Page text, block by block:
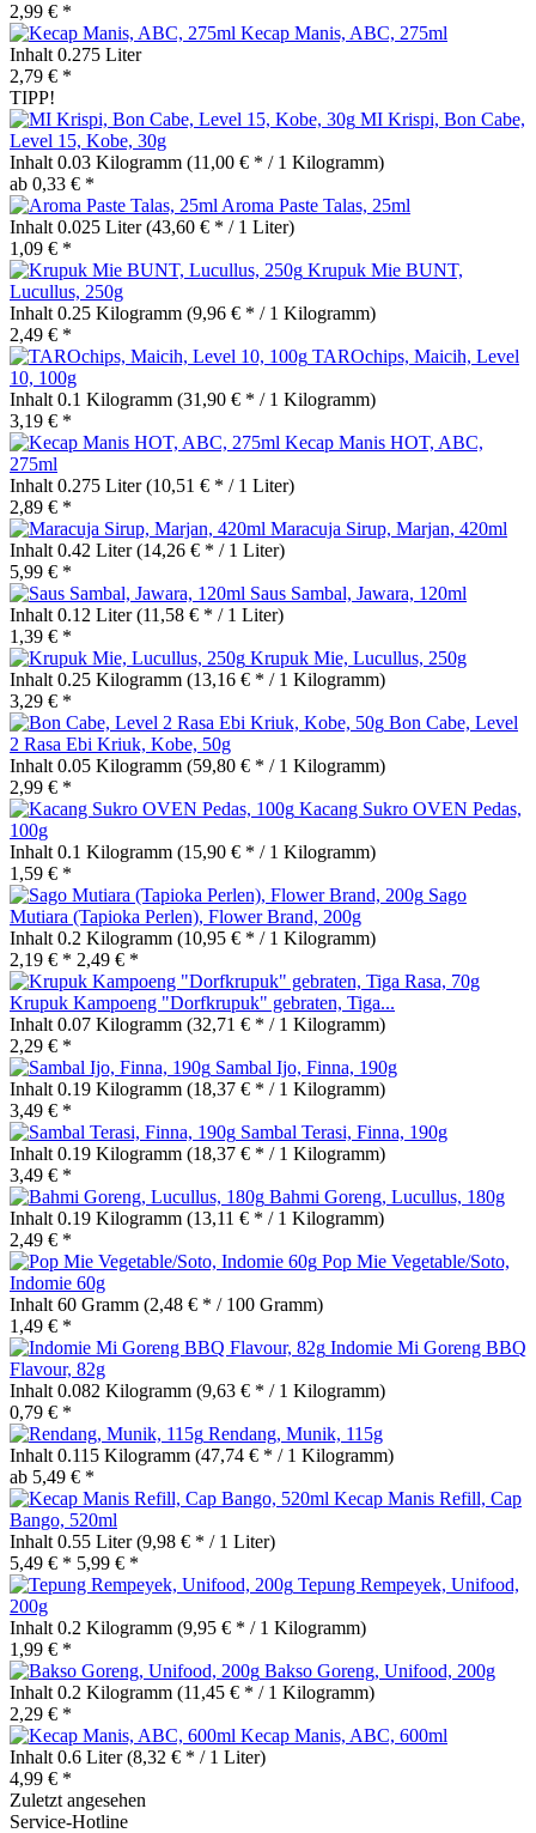
2,99 € *
Kecap Manis, ABC, 275ml
Inhalt 0.275 Liter
2,79 € *
TIPP!
MI Krispi, Bon Cabe,
Level 15, Kobe, 30g
Inhalt 0.03 Kilogramm (11,00 € * / 1 Kilogramm)
ab 0,33 € *
Aroma Paste Talas, 25ml
Inhalt 0.025 Liter(43,60 € * / 1 Liter)
1,09 € *
Krupuk Mie BUNT,
Lucullus, 250g
Inhalt 0.25 Kilogramm (9,96 € * / 1 Kilogramm)
2,49 € *
TAROchips, Maicih, Level
10, 100g
Inhalt 0.1 Kilogramm (31,90 € * / 1 Kilogramm)
3,19 € *
Kecap Manis HOT, ABC,
275ml
Inhalt 0.275 Liter(10,51 € * / 1 Liter)
2,89 € *
Maracuja Sirup, Marjan, 420ml
Inhalt 0.42 Liter(14,26 € * / 1 Liter)
5,99 € *
Saus Sambal, Jawara, 120ml
Inhalt 0.12 Liter(11,58 € * / 1 Liter)
1,39 € *
Krupuk Mie, Lucullus, 250g
Inhalt 0.25 Kilogramm (13,16 € * / 1 Kilogramm)
3,29 € *
Bon Cabe, Level
2 Rasa Ebi Kriuk, Kobe, 50g
Inhalt 0.05 Kilogramm (59,80 € * / 1 Kilogramm)
2,99 € *
Kacang Sukro OVEN Pedas,
100g
Inhalt 0.1 Kilogramm (15,90 € * / 1 Kilogramm)
1,59 € *
Sago
Mutiara (Tapioka Perlen), Flower Brand, 200g
Inhalt 0.2 Kilogramm (10,95 € * / 1 Kilogramm)
2,19 € * 2,49 € *
Krupuk Kampoeng "Dorfkrupuk" gebraten, Tiga...
Inhalt 0.07 Kilogramm (32,71 € * / 1 Kilogramm)
2,29 € *
Sambal Ijo, Finna, 190g
Inhalt 0.19 Kilogramm (18,37 € * / 1 Kilogramm)
3,49 € *
Sambal Terasi, Finna, 190g
Inhalt 0.19 Kilogramm (18,37 € * / 1 Kilogramm)
3,49 € *
Bahmi Goreng, Lucullus, 180g
Inhalt 0.19 Kilogramm (13,11 € * / 1 Kilogramm)
2,49 € *
Pop Mie Vegetable/Soto,
Indomie 60g
Inhalt 60 Gramm (2,48 € * / 100 Gramm)
1,49 € *
Indomie Mi Goreng BBQ
Flavour, 82g
Inhalt 0.082 Kilogramm (9,63 € * / 1 Kilogramm)
0,79 € *
Rendang, Munik, 115g
Inhalt 0.115 Kilogramm (47,74 € * / 1 Kilogramm)
ab 5,49 € *
Kecap Manis Refill, Cap
Bango, 520ml
Inhalt 0.55 Liter(9,98 € * / 1 Liter)
5,49 € * 5,99 € *
Tepung Rempeyek, Unifood,
200g
Inhalt 0.2 Kilogramm (9,95 € * / 1 Kilogramm)
1,99 € *
Bakso Goreng, Unifood, 200g
Inhalt 0.2 Kilogramm (11,45 € * / 1 Kilogramm)
2,29 € *
Kecap Manis, ABC, 600ml
Inhalt 0.6 Liter(8,32 € * / 1 Liter)
4,99 € *
Zuletzt angesehen
Service-Hotline